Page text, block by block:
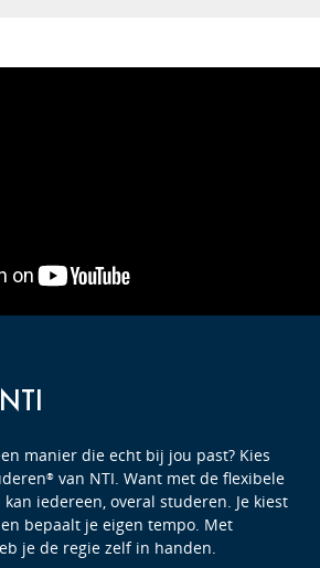
manier die echt bij jou past? Kies
® van NTI. Want met de flexibele
iedereen, overal studeren. Je kiest
bepaalt je eigen tempo. Met
je de regie zelf in handen.